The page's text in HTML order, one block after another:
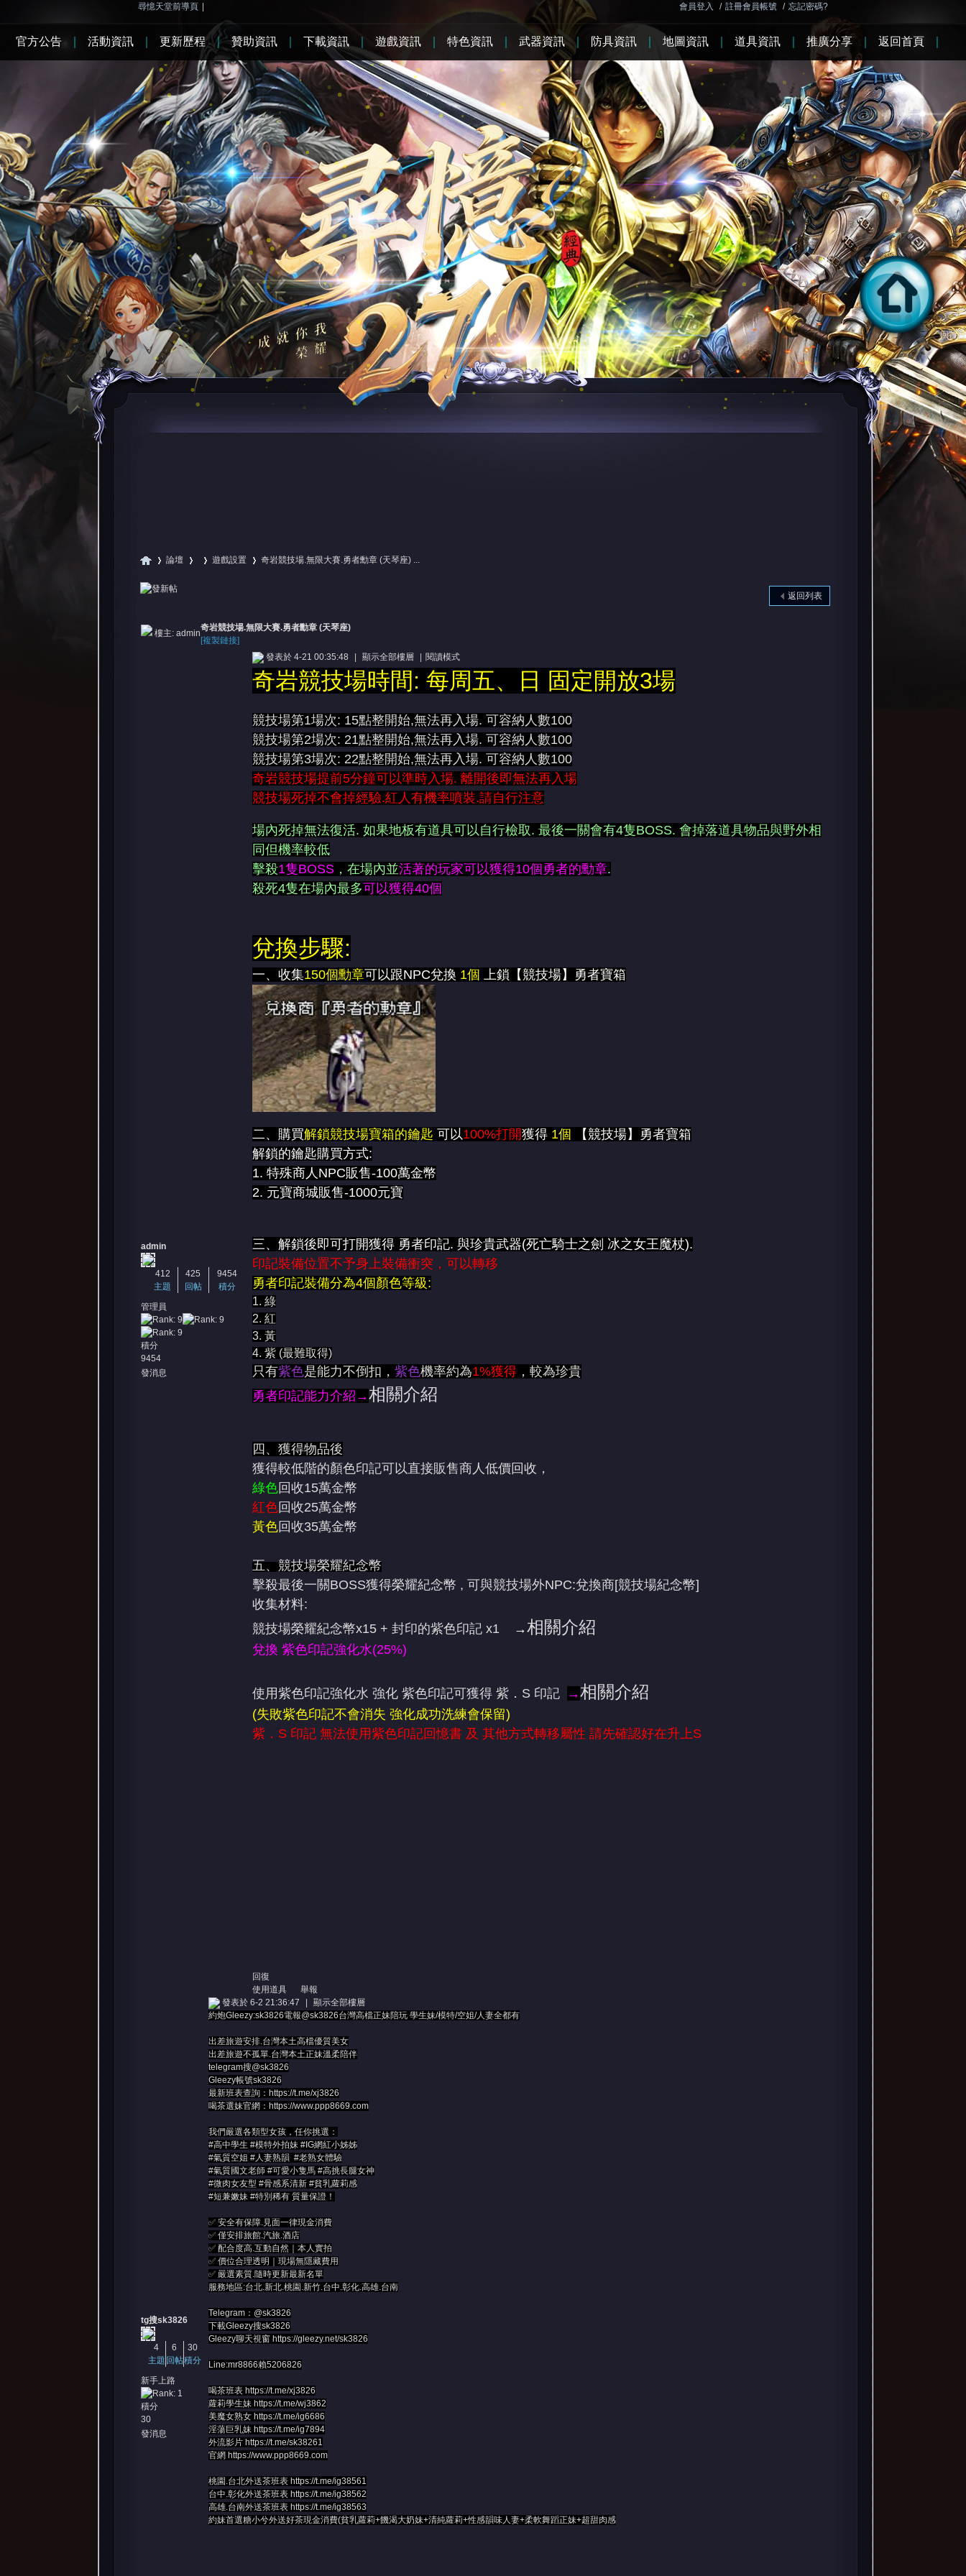
尋憶天堂前導頁 會員登入 / 註冊會員帳號 / 忘記密碼?
論壇 遊戲設置
›
奇岩競技場.無限大賽.勇者勳章 (天琴座) ...
返回列表
樓主: admin
奇岩競技場.無限大賽.勇者勳章 (天琴座)
[複製鏈接]
admin
412
主題
425
回帖
9454
積分
管理員
積分
9454
發消息
發表於 4-21 00:35:48 顯示全部樓層 閱讀模式
奇岩競技場時間: 每周五、日 固定開放3場
競技場第1場次: 15點整開始,無法再入場. 可容納人數100
競技場第2場次: 21點整開始,無法再入場. 可容納人數100
競技場第3場次: 22點整開始,無法再入場. 可容納人數100
奇岩競技場提前5分鐘可以準時入場. 離開後即無法再入場
競技場死掉不會掉經驗.紅人有機率噴裝.請自行注意
場內死掉無法復活. 如果地板有道具可以自行檢取. 最後一關會有4隻BOSS. 會掉落道具物品與野外相
同但機率較低
擊殺1隻BOSS，在場內並活著的玩家可以獲得10個勇者的勳章.
殺死4隻在場內最多可以獲得40個
兌換步驟:
一、收集150個勳章可以跟NPC兌換 1個 上鎖【競技場】勇者寶箱
二、購買解鎖競技場寶箱的鑰匙 可以100%打開獲得1個
【競技場】勇者寶箱
解鎖的鑰匙購買方式:
1. 特殊商人NPC販售-100萬金幣
2. 元寶商城販售-1000元寶
三、解鎖後即可打開獲得 勇者印記. 與珍貴武器(死亡騎士之劍 冰之女王魔杖).
印記裝備位置不予身上裝備衝突，可以轉移
勇者印記裝備分為4個顏色等級:
1. 綠
2. 紅
3. 黃
4. 紫 (最難取得)
只有紫色是能力不倒扣， 紫色機率約為1%獲得，較為珍貴
勇者印記能力介紹→相關介紹
四、獲得物品後
獲得較低階的顏色印記可以直接販售商人低價回收，
綠色回收15萬金幣
紅色回收25萬金幣
黃色回收35萬金幣
五、競技場榮耀紀念幣
擊殺最後一關BOSS獲得榮耀紀念幣 , 可與競技場外NPC:兌換商[競技場紀念幣]
收集材料:
競技場榮耀紀念幣x15 + 封印的紫色印記 x1
→相關介紹
兌換 紫色印記強化水(25%)
使用紫色印記強化水 強化 紫色印記可獲得 紫．S 印記 →相關介紹
(失敗紫色印記不會消失 強化成功洗練會保留)
紫．S 印記 無法使用紫色印記回憶書 及 其他方式轉移屬性 請先確認好在升上S
回復
使用道具
舉報
tg搜sk3826
4
主題
6
回帖
30
積分
新手上路
積分
30
發消息
發表於 6-2 21:36:47
顯示全部樓層
約炮Gleezy:sk3826電報@sk3826台灣高檔正妹陪玩 學生妹/模特/空姐/人妻全都有
出差旅遊安排.台灣本土高檔優質美女
出差旅遊不孤單.台灣本土正妹溫柔陪伴
telegram搜@sk3826
Gleezy帳號sk3826
最新班表查詢： https://t.me/xj3826
喝茶選妹官網： https://www.ppp8669.com
我們嚴選各類型女孩，任你挑選：
#高中學生 #模特外拍妹 #IG網紅小姊姊
#氣質空姐 #人妻熟韻 #老熟女體驗
#氣質國文老師 #可愛小隻馬 #高挑長腿女神
#微肉女友型 #骨感系清新 #貧乳蘿莉感
#短兼嫩妹 #特別稀有 質量保證！
✅ 安全有保障.見面一律現金消費
✅ 僅安排旅館.汽旅.酒店
✅ 配合度高.互動自然｜本人實拍
✅ 價位合理透明｜現場無隱藏費用
✅ 嚴選素質.隨時更新最新名單
服務地區:台北.新北.桃園.新竹.台中.彰化.高雄.台南
Telegram：@sk3826
下載Gleezy搜sk3826
Gleezy聊天視窗 https://gleezy.net/sk3826
Line:mr8866賴5206826
喝茶班表 https://t.me/xj3826
蘿莉學生妹 https://t.me/wj3862
美魔女熟女 https://t.me/ig6686
淫蕩巨乳妹 https://t.me/ig7894
外流影片 https://t.me/sk38261
官網 https://www.ppp8669.com
桃園.台北外送茶班表 https://t.me/ig38561
台中.彰化外送茶班表 https://t.me/ig38562
高雄.台南外送茶班表 https://t.me/ig38563
約妹首選糖小兮外送好茶現金消費(貧乳蘿莉+饑渴大奶妹+清純蘿莉+性感韻味人妻+柔軟舞蹈正妹+超甜肉感
回首頁